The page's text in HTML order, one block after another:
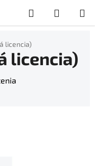
Hľadať
KOŠÍK
licencia)
licencia)